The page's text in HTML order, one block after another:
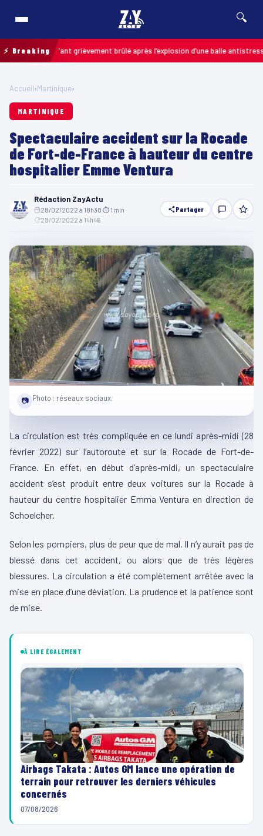
🔍
⚡ Breaking
: un enfant grièvement brûlé après l’explosion d’une balle antistress
Accueil›Martinique›
MARTINIQUE
Spectaculaire accident sur la Rocade
de Fort-de-France à hauteur du centre
hospitalier Emme Ventura
Rédaction ZayActu
28/02/2022 à 18h38 ⏱ 1 min
28/02/2022 à 14h46
Partager
📷 Photo : réseaux sociaux.
La circulation est très compliquée en ce lundi après-midi (28
février 2022) sur l’autoroute et sur la Rocade de Fort-de-
France. En effet, en début d’après-midi, un spectaculaire
accident s’est produit entre deux voitures sur la Rocade à
hauteur du centre hospitalier Emma Ventura en direction de
Schoelcher.
Selon les pompiers, plus de peur que de mal. Il n’y aurait pas de
blessé dans cet accident, ou alors que de très légères
blessures. La circulation a été complètement arrêtée avec la
mise en place d’une déviation. La prudence et la patience sont
de mise.
À LIRE ÉGALEMENT
Airbags Takata : Autos GM lance une opération de
terrain pour retrouver les derniers véhicules
concernés
07/08/2026